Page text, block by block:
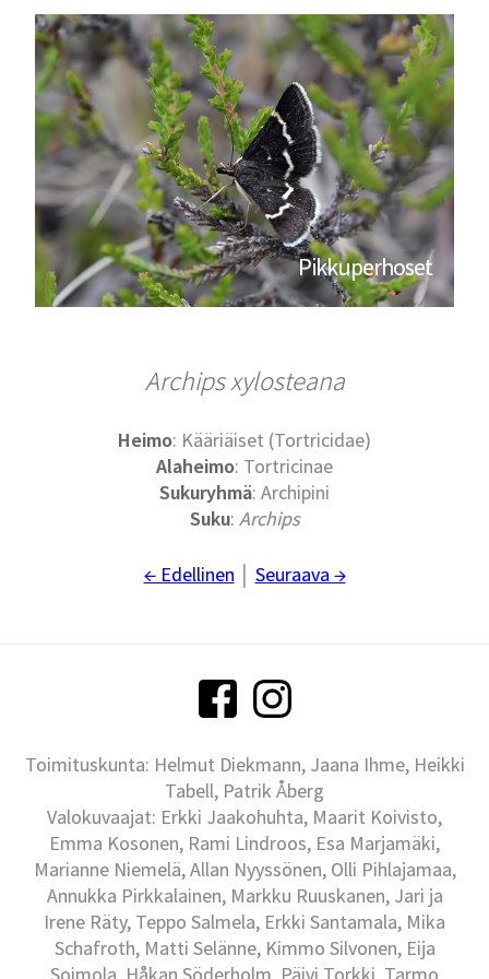
Pikkuperhoset
Archips xylosteana
Heimo: Kääriäiset (Tortricidae)
Alaheimo: Tortricinae
Sukuryhmä: Archipini
Suku: Archips
← Edellinen Seuraava →
Toimituskunta: Helmut Diekmann, Jaana Ihme, Heikki
Tabell, Patrik Åberg
Valokuvaajat: Erkki Jaakohuhta, Maarit Koivisto,
Emma Kosonen, Rami Lindroos, Esa Marjamäki,
Marianne Niemelä, Allan Nyyssönen, Olli Pihlajamaa,
Annukka Pirkkalainen, Markku Ruuskanen, Jari ja
Irene Räty, Teppo Salmela, Erkki Santamala, Mika
Schafroth, Matti Selänne, Kimmo Silvonen, Eija